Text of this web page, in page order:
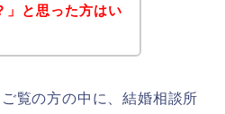
」と思った方はい
覧の方の中に、結婚相談所